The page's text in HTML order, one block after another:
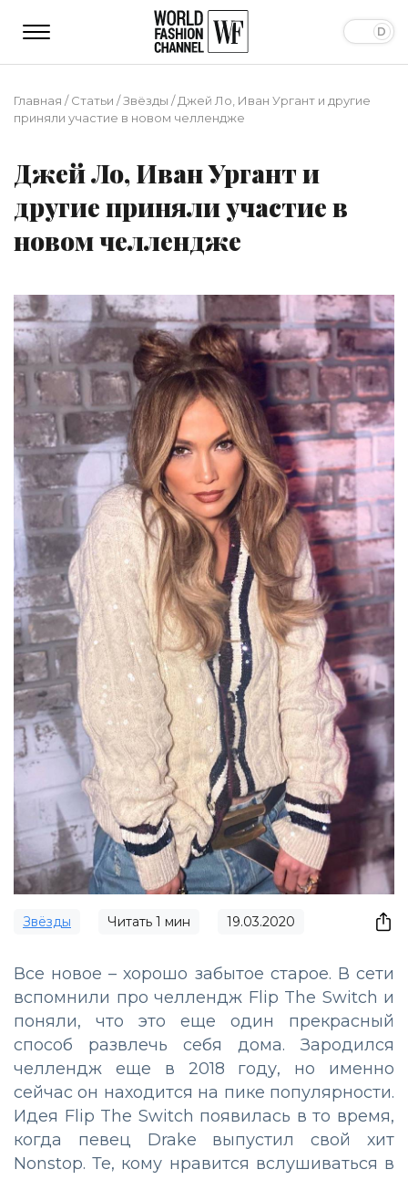
Главная /Статьи /Звёзды /Джей Ло, Иван Ургант и другие
приняли участие в новом челлендже
Джей Ло, Иван Ургант и
другие приняли участие в
новом челлендже
Звёзды Читать 1 мин 19.03.2020
Все новое – хорошо забытое старое. В сети
вспомнили про челлендж Flip The Switch и
поняли, что это еще один прекрасный
способ развлечь себя дома. Зародился
челлендж еще в 2018 году, но именно
сейчас он находится на пике популярности.
Идея Flip The Switch появилась в то время,
когда певец Drake выпустил свой хит
Nonstop. Те, кому нравится вслушиваться в